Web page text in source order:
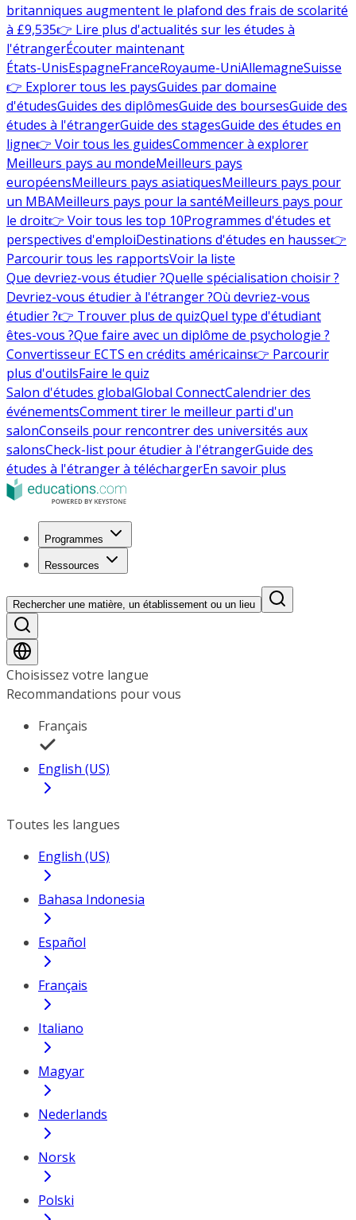
britanniques augmentent le plafond des frais de scolarité
à £9,535👉 Lire plus d'actualités sur les études à
l'étrangerÉcouter maintenant
États-UnisEspagneFranceRoyaume-UniAllemagneSuisse
👉 Explorer tous les paysGuides par domaine
d'étudesGuides des diplômesGuide des boursesGuide des
études à l'étrangerGuide des stagesGuide des études en
ligne👉 Voir tous les guidesCommencer à explorer
Meilleurs pays au mondeMeilleurs pays
européensMeilleurs pays asiatiquesMeilleurs pays pour
un MBAMeilleurs pays pour la santéMeilleurs pays pour
le droit👉 Voir tous les top 10Programmes d'études et
perspectives d'emploiDestinations d'études en hausse👉
Parcourir tous les rapportsVoir la liste
Que devriez-vous étudier ?Quelle spécialisation choisir ?
Devriez-vous étudier à l'étranger ?Où devriez-vous
étudier ?👉 Trouver plus de quizQuel type d'étudiant
êtes-vous ?Que faire avec un diplôme de psychologie ?
Convertisseur ECTS en crédits américains👉 Parcourir
plus d'outilsFaire le quiz
Salon d'études globalGlobal ConnectCalendrier des
événementsComment tirer le meilleur parti d'un
salonConseils pour rencontrer des universités aux
salonsCheck-list pour étudier à l'étrangerGuide des
études à l'étranger à téléchargerEn savoir plus
Programmes
Ressources
Rechercher une matière, un établissement ou un lieu
Choisissez votre langue
Recommandations pour vous
Français
English (US)
Toutes les langues
English (US)
Bahasa Indonesia
Español
Français
Italiano
Magyar
Nederlands
Norsk
Polski